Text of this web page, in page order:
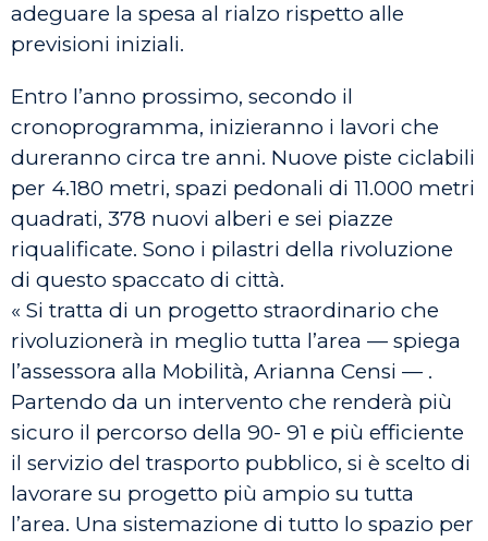
adeguare la spesa al rialzo rispetto alle
previsioni iniziali.
Entro l’anno prossimo, secondo il
cronoprogramma, inizieranno i lavori che
dureranno circa tre anni. Nuove piste ciclabili
per 4.180 metri, spazi pedonali di 11.000 metri
quadrati, 378 nuovi alberi e sei piazze
riqualificate. Sono i pilastri della rivoluzione
di questo spaccato di città.
« Si tratta di un progetto straordinario che
rivoluzionerà in meglio tutta l’area — spiega
l’assessora alla Mobilità, Arianna Censi — .
Partendo da un intervento che renderà più
sicuro il percorso della 90- 91 e più efficiente
il servizio del trasporto pubblico, si è scelto di
lavorare su progetto più ampio su tutta
l’area. Una sistemazione di tutto lo spazio per